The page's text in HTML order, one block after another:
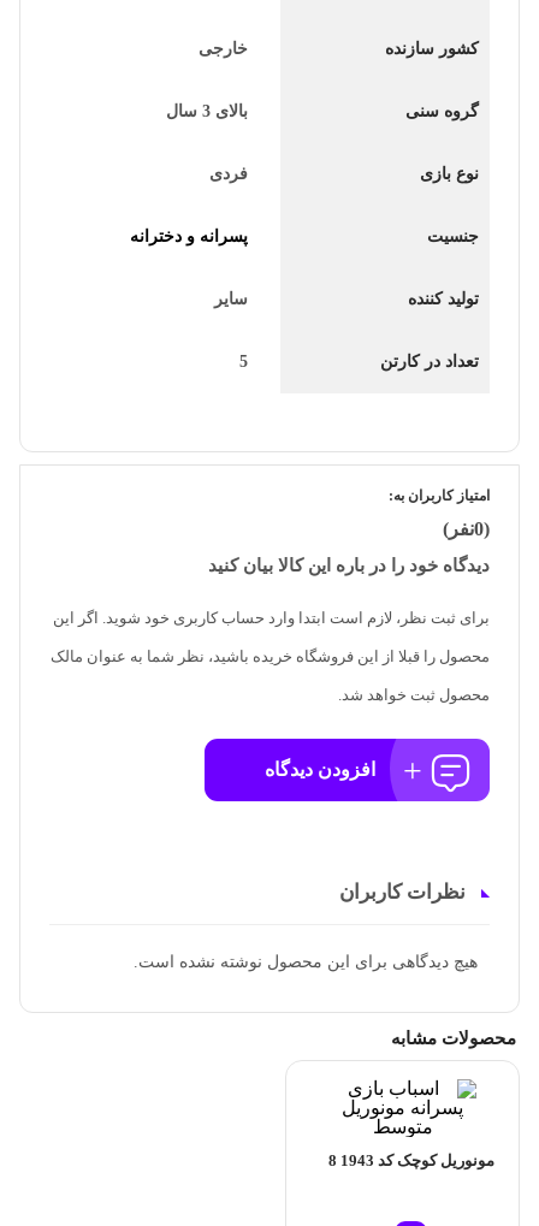
کشور سازنده خارجی
گروه سنی بالای 3 سال
نوع بازی فردی
جنسیت پسرانه و دخترانه
تولید کننده سایر
تعداد در کارتن 5
امتیاز کاربران به:
(0نفر)
دیدگاه خود را در باره این کالا بیان کنید
برای ثبت نظر، لازم است ابتدا وارد حساب کاربری خود شوید. اگر این
محصول را قبلا از این فروشگاه خریده باشید، نظر شما به عنوان مالک
محصول ثبت خواهد شد.
افزودن دیدگاه
نظرات کاربران
هیچ دیدگاهی برای این محصول نوشته نشده است.
محصولات مشابه
مونوریل کوچک کد 1943 8